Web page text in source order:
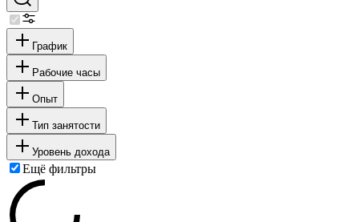
График
Рабочие часы
Опыт
Тип занятости
Уровень дохода
Ещё фильтры